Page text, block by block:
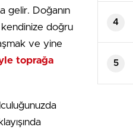
gelir. Doğanın
kendinize doğru
ve yine
toprağa
4
5